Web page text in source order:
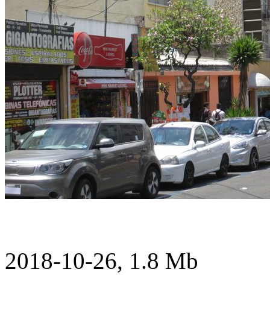
2018-10-26, 1.8 Mb